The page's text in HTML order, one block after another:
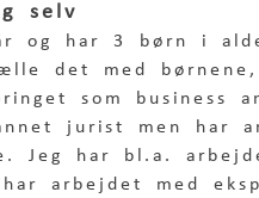
selv
og har 3 børn i
det med
som business
jurist men har
Jeg har bl.a.
arbejdet med